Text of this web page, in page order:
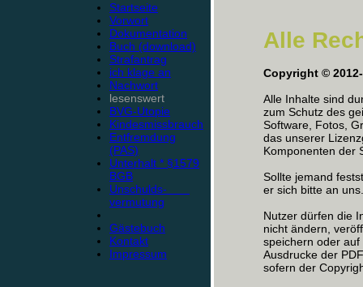
Startseite
Vorwort
Dokumentation
Buch (download)
Strafantrag
ich klage an
Nachwort
lesenswert
BVG-Utopie
Kindesmissbrauch
Entfremdung
(PAS)
Unterhalt * §1579
BGB
Unschulds-
vermutung
Gästebuch
Kontakt
Impressum
Alle
Copyright ©
Alle Inhalte sind
zum Schutz des
Software, Fotos,
das unserer
Komponenten der
Sollte jemand
er sich bitte an uns.
Nutzer dürfen die
nicht ändern,
speichern oder
Ausdrucke der
sofern der